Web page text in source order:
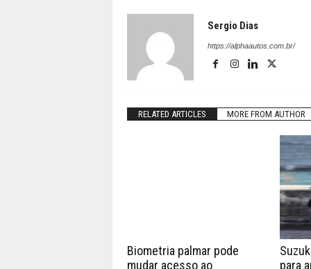
Sergio Dias
https://alphaautos.com.br/
RELATED ARTICLES MORE FROM AUTHOR
Biometria palmar pode
mudar acesso ao
para